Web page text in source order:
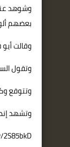
وشوهد
بعضهم
وقالت
وتقول
وتتوقع
وتشهد